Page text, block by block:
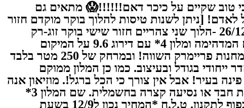
10 קג לכל אחד+ מלון עם מיקום הכי טוב שקיים על כיכר דאם!!!!!!😱 מתאים גם
בפריימרק!!!! 05/12-09/12 -הלוך שני צהריים חזור שישי בוקר זוג-רק 1990 שקל לאדם! [ניתן לשנות טיסות להלוך בוקר מוקדם חזור
ערב ב2390 שקל לאדם.] תאריכי סופש: 08/12-12/12 -הלוך חמישי ערב חזור שני בוקר 26/12-30/12 -הלוך שני צהריים חזור שישי בוקר זוג-רק
2090 שקל לאדם! [תאריכים אלו כוללים תיק גב עד 5 קג.] הדיל כולל טיסות ישירות לאמסטרדם המדהימה ומלון 4* עם דירוג 9.6 על המיקום
שלו!!!! שוכן במיקום הכי מרכזי שיכול להיות , נמצא על כיכר דאם המרכזית ורק 5 דקות הליכה מחנות פריימרק השווה! ובמרחק של‏ 250 מטר בלבד
בגודל ובעיצוב. כמו כן המלון ממוקם
בעיר! אבל אין צורך כי הכל ברגל!. מוזיאון אנה
פרנק נמצא במרחק של 7 דקות הליכה מהמלון. מתאים גם לדתיים, המלון כחצי שעה הליכה מבית חבד או נסיעה קצרה בחשמלית. שם המלון 3*
Hotel Die Port van Cleve *כולל טרולי עד 10 קג לכל נוסע *לא כולל העברות *כל הדילים בכפוף לתקנון. ט.ל.ח *המחיר נכון ל12/9 בשעת